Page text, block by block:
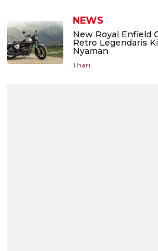
NEWS
New Royal Enfield
Retro Legendaris
Nyaman
1 hari